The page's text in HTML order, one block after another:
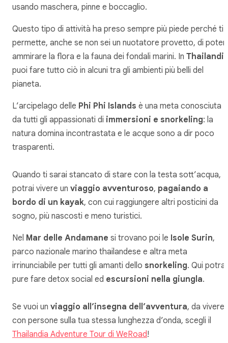
usando maschera, pinne e boccaglio.
Questo tipo di attività ha preso sempre più piede perché ti
permette, anche se non sei un nuotatore provetto, di poter
ammirare la flora e la fauna dei fondali marini. In
puoi fare tutto ciò in alcuni tra gli ambienti più belli del
pianeta.
L’arcipelago delle Phi Phi Islands è una meta conosciuta
da tutti gli appassionati di immersioni e snorkeling: la
natura domina incontrastata e le acque sono a dir poco
trasparenti.
Quando ti sarai stancato di stare con la testa sott’acqua,
potrai vivere un viaggio avventuroso, pagaiando a
bordo di un kayak, con cui raggiungere altri posticini da
sogno, più nascosti e meno turistici.
Nel Mar delle Andamane si trovano poi le Isole Surin,
parco nazionale marino thailandese e altra meta
irrinunciabile per tutti gli amanti dello snorkeling. Qui potrai
pure fare detox social ed escursioni nella giungla.
Se vuoi un viaggio all’insegna dell’avventura, da vivere
con persone sulla tua stessa lunghezza d’onda, scegli il
Thailandia Adventure Tour di WeRoad!